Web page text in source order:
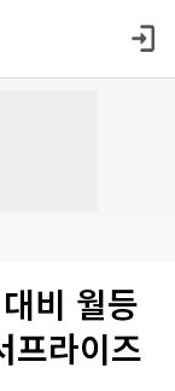
비 월등
라이즈